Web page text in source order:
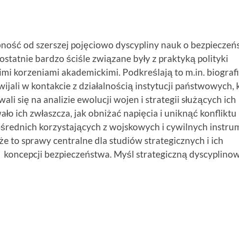
od szerszej pojęciowo dyscypliny nauk o
bardzo ściśle związane były z praktyką polityki
korzeniami akademickimi. Podkreślają to m.in.
w kontakcie z działalnością instytucji państwowych,
się na analizie ewolucji wojen i strategii służących ich
ich zwłaszcza, jak obniżać napięcia i uniknąć konfliktu
korzystających z wojskowych i cywilnych
to sprawy centralne dla studiów strategicznych i ich
bezpieczeństwa. Myśl strategiczną